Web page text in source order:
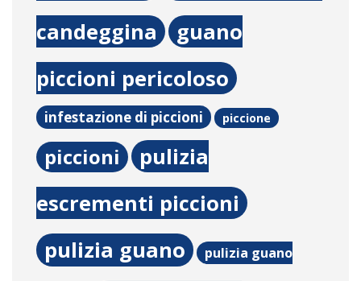
candeggina
guano
piccioni pericoloso
infestazione di piccioni piccione
piccioni
pulizia
escrementi piccioni
pulizia guano pulizia guano